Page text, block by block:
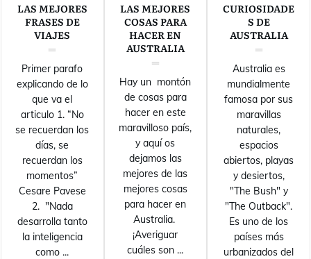
LAS MEJORES
FRASES DE
VIAJES
Primer parafo
explicando de lo
que va el
articulo 1. “No
se recuerdan los
días, se
recuerdan los
momentos”
Cesare Pavese
2. "Nada
desarrolla tanto
la inteligencia
como ...
LAS MEJORES
COSAS PARA
HACER EN
AUSTRALIA
Hay un montón
de cosas para
hacer en este
maravilloso país,
y aquí os
dejamos las
mejores de las
mejores cosas
para hacer en
Australia.
¡Averiguar
cuáles son ...
CURIOSIDADE
S DE
AUSTRALIA
Australia es
mundialmente
famosa por sus
maravillas
naturales,
espacios
abiertos, playas
y desiertos,
"The Bush" y
"The Outback".
Es uno de los
países más
urbanizados del